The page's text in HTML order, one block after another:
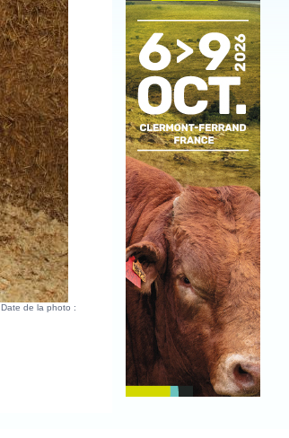
Date de la photo :